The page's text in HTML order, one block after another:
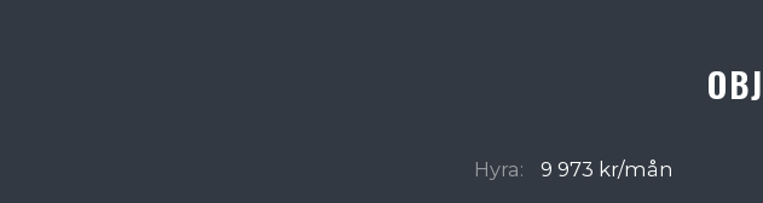
Hyra:
9 973 kr/mån